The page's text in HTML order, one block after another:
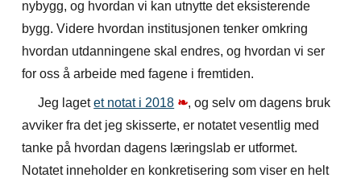
nybygg, og hvordan vi kan utnytte det eksisterende
bygg. Videre hvordan institusjonen tenker omkring
hvordan utdanningene skal endres, og hvordan vi ser
for oss å arbeide med fagene i fremtiden.
Jeg lagetet notat i 2018 ❧, og selv om dagens bruk
avviker fra det jeg skisserte, er notatet vesentlig med
tanke på hvordan dagens læringslab er utformet.
Notatet inneholder en konkretisering som viser en helt